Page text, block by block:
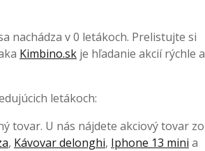
nachádza v 0 letákoch. Prelistujte si
Kimbino.sk je hľadanie akcií rýchle a
letákoch:
tovar. U nás nájdete akciový tovar zo
, Kávovar delonghi, Iphone 13 mini a